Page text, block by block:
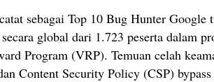
sebagai Top 10 Bug Hunter Google
global dari 1.723 peserta dalam
Program (VRP). Temuan celah
Content Security Policy (CSP)